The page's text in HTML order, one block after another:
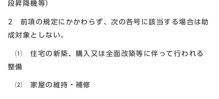
段昇降機等）
2 前項の規定にかかわらず、次の各号に該当する場合は助
成対象としない。
⑴ 住宅の新築、購入又は全面改築等に伴って行われる
整備
⑵ 家屋の維持・補修